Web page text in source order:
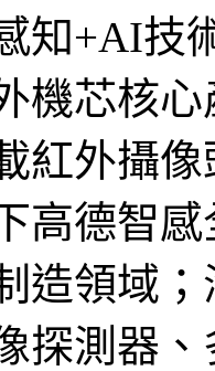
知+AI技
機芯核
紅外攝
高德智
造領域
探測器